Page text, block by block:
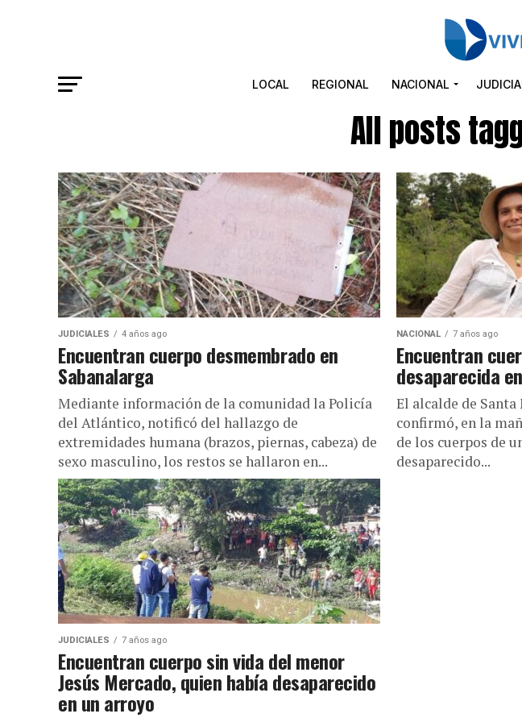
LOCAL REGIONAL NACIONAL
All posts
JUDICIALES 4 años ago
Encuentran cuerpo desmembrado en
Sabanalarga
Mediante información de la comunidad la Policía
del Atlántico, notificó del hallazgo de
extremidades humana (brazos, piernas, cabeza) de
sexo masculino, los restos se hallaron en...
NACIONAL 7 años ago
Encuentran
desaparecida
El alcalde de
confirmó, en la
de los cuerpos de
desaparecido...
JUDICIALES 7 años ago
Encuentran cuerpo sin vida del menor
Jesús Mercado, quien había desaparecido
en un arroyo